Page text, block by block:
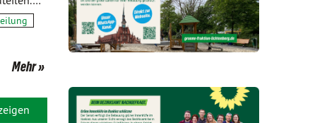
Mehr